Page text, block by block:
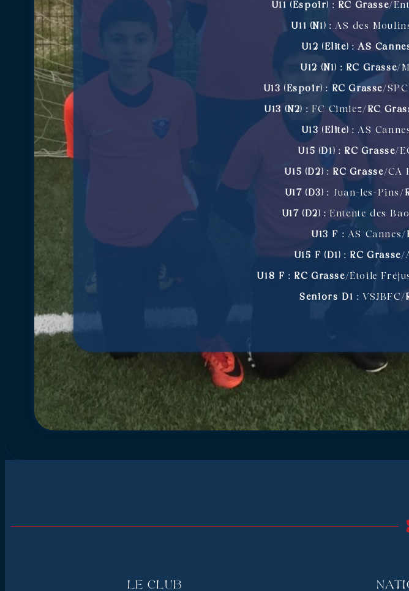
U11 (Espoir) : RC Grasse/
U11 (N1) : AS des
U12 (Elite) : AS
U12 (N1) : RC Grasse/
U13 (Espoir) : RC Grasse/
U13 (N2) : FC Cimiez/ RC
U13 (Elite) :AS
U15 (D1) : RC Grasse/
U15 (D2) : RC Grasse/CA
U17 (D3) : Juan-les-Pins/
U17 (D2) : Entente des
U13 F : AS Cannes/
U15 F (D1) : RC Grasse/
U18 F : RC Grasse/Étoile
Seniors D1 : VSJBFC/
Le Club